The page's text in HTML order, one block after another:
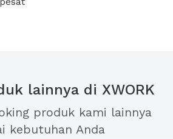
lainnya di XWORK
produk kami lainnya
kebutuhan Anda